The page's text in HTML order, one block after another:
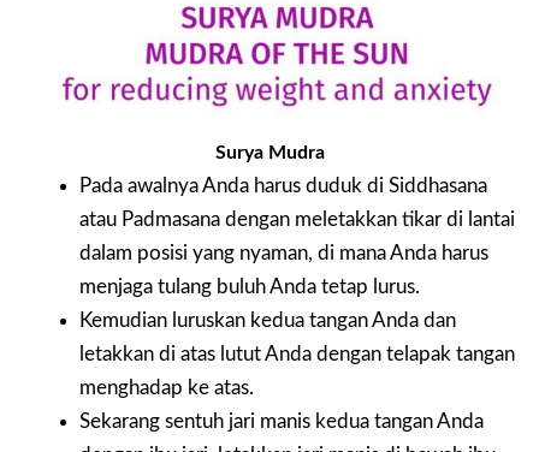
Surya Mudra
Pada awalnya Anda harus duduk di Siddhasana
atau Padmasana dengan meletakkan tikar di lantai
dalam posisi yang nyaman, di mana Anda harus
menjaga tulang buluh Anda tetap lurus.
Kemudian luruskan kedua tangan Anda dan
letakkan di atas lutut Anda dengan telapak tangan
menghadap ke atas.
Sekarang sentuh jari manis kedua tangan Anda